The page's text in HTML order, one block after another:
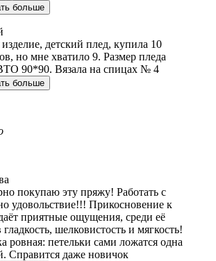
больше
детский плед, купила 10
но мне хватило 9. Размер пледа
90*90. Вязала на спицах № 4
больше
покупаю эту пряжу! Работать с
удовольствие!!! Прикосновение к
приятные ощущения, среди её
гладкость, шелковистость и мягкость!
ровная: петельки сами ложатся одна
Справится даже новичок